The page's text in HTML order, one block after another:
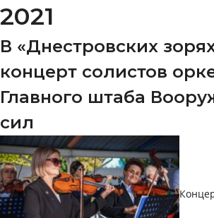
2021
В «Днестровских
концерт солистов
Главного штаба
сил